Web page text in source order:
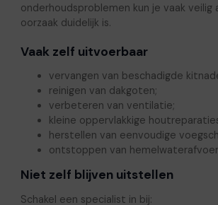
onderhoudsproblemen kun je vaak veilig
oorzaak duidelijk is.
Vaak zelf uitvoerbaar
vervangen van beschadigde
reinigen van dakgoten;
verbeteren van ventilatie;
kleine oppervlakkige
herstellen van eenvoudige
ontstoppen van
Niet zelf blijven uitstellen
Schakel een specialist in bij: